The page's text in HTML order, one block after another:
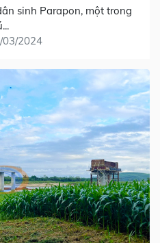
sinh Parapon, một trong
03/2024